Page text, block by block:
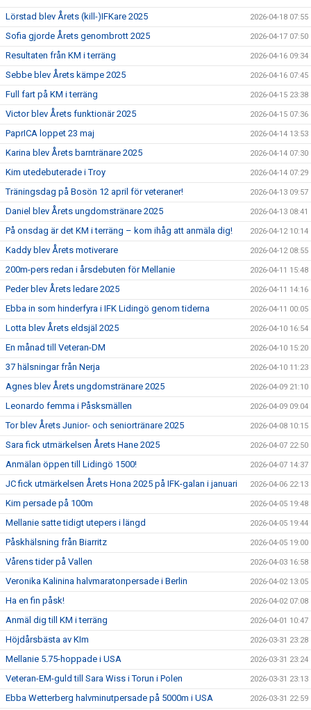
Lörstad blev Årets (kill-)IFKare 2025 2026-04-18 07:55
Sofia gjorde Årets genombrott 2025 2026-04-17 07:50
Resultaten från KM i terräng 2026-04-16 09:34
Sebbe blev Årets kämpe 2025 2026-04-16 07:45
Full fart på KM i terräng 2026-04-15 23:38
Victor blev Årets funktionär 2025 2026-04-15 07:36
PaprICA loppet 23 maj 2026-04-14 13:53
Karina blev Årets barntränare 2025 2026-04-14 07:30
Kim utedebuterade i Troy 2026-04-14 07:29
Träningsdag på Bosön 12 april för veteraner! 2026-04-13 09:57
Daniel blev Årets ungdomstränare 2025 2026-04-13 08:41
På onsdag är det KM i terräng – kom ihåg att anmäla dig! 2026-04-12 10:14
Kaddy blev Årets motiverare 2026-04-12 08:55
200m-pers redan i årsdebuten för Mellanie 2026-04-11 15:48
Peder blev Årets ledare 2025 2026-04-11 14:16
Ebba in som hinderfyra i IFK Lidingö genom tiderna 2026-04-11 00:05
Lotta blev Årets eldsjäl 2025 2026-04-10 16:54
En månad till Veteran-DM 2026-04-10 15:20
37 hälsningar från Nerja 2026-04-10 11:23
Agnes blev Årets ungdomstränare 2025 2026-04-09 21:10
Leonardo femma i Påsksmällen 2026-04-09 09:04
Tor blev Årets Junior- och seniortränare 2025 2026-04-08 10:15
Sara fick utmärkelsen Årets Hane 2025 2026-04-07 22:50
Anmälan öppen till Lidingö 1500! 2026-04-07 14:37
JC fick utmärkelsen Årets Hona 2025 på IFK-galan i januari 2026-04-06 22:13
Kim persade på 100m 2026-04-05 19:48
Mellanie satte tidigt utepers i längd 2026-04-05 19:44
Påskhälsning från Biarritz 2026-04-05 19:00
Vårens tider på Vallen 2026-04-03 16:58
Veronika Kalinina halvmaratonpersade i Berlin 2026-04-02 13:05
Ha en fin påsk! 2026-04-02 07:08
Anmäl dig till KM i terräng 2026-04-01 10:47
Höjdårsbästa av KIm 2026-03-31 23:28
Mellanie 5.75-hoppade i USA 2026-03-31 23:24
Veteran-EM-guld till Sara Wiss i Torun i Polen 2026-03-31 23:13
Ebba Wetterberg halvminutpersade på 5000m i USA 2026-03-31 22:59